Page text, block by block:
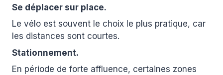
Se déplacer sur place.
Le vélo est souvent le choix le plus pratique, car
les distances sont courtes.
Stationnement.
En période de forte affluence, certaines zones